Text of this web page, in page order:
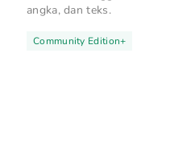
angka, dan teks.
Community Edition+